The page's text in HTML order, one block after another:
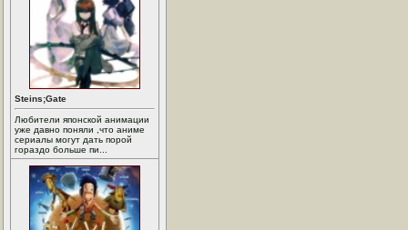
Steins;Gate
Любители японской анимации
уже давно поняли ,что аниме
сериалы могут дать порой
гораздо больше пи...